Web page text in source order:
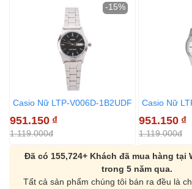
Casio Nữ LTP-V006D-1B2UDF
951.150 ₫
1.119.000đ
-15%
Casio Nữ
951.150 ₫
1.119.000đ
Đã có 155,724+ Khách đã mua hàng tại
trong 5 năm qua.
Tất cả sản phẩm chúng tôi bán ra đều là